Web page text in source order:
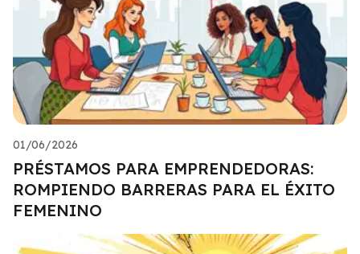
01/06/2026
PRÉSTAMOS PARA EMPRENDEDORAS:
ROMPIENDO BARRERAS PARA EL ÉXITO
FEMENINO